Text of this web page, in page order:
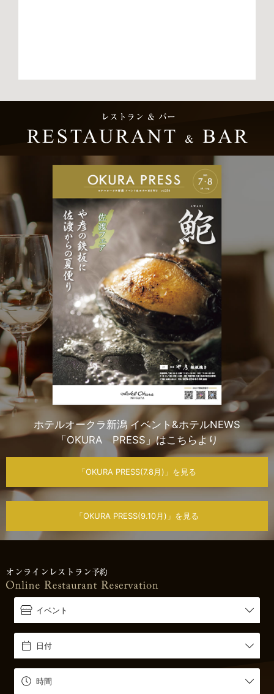
ホテルオークラ新潟 イベント&ホテルNEWS
「OKURA PRESS」はこちらより
「OKURA PRESS(7.8月)」を見る
「OKURA PRESS(9.10月)」を見る
イベント
日付
時間